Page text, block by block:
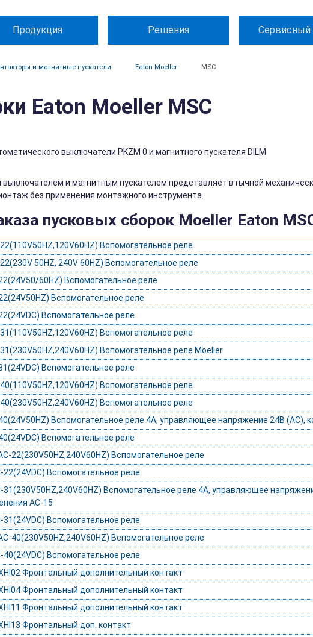
Продукция Решения Сервисный
и магнитные пускатели Eaton Moeller MSC
Eaton Moeller MSC
выключатели PKZM 0 и магнитного пускателя DILM
и магнитным пускателем представляет втычной
без применения монтажного инструмента.
пусковых сборок Moeller Eaton
22(110V50HZ,120V60HZ) Вспомогательное реле
22(230V 50HZ, 240V 60HZ) Вспомогательное реле
60HZ) Вспомогательное реле
Вспомогательное реле
Вспомогательное реле
31(110V50HZ,120V60HZ) Вспомогательное реле
31(230V50HZ,240V60HZ) Вспомогательное реле Moeller
Вспомогательное реле
40(110V50HZ,120V60HZ) Вспомогательное реле
40(230V50HZ,240V60HZ) Вспомогательное реле
Вспомогательное реле 4А, управляющее напряжение 24В (АС),
Вспомогательное реле
22(230V50HZ,240V60HZ) Вспомогательное реле
22(24VDC) Вспомогательное реле
31(230V50HZ,240V60HZ) Вспомогательное реле 4А, управляющее
AC-15
31(24VDC) Вспомогательное реле
40(230V50HZ,240V60HZ) Вспомогательное реле
40(24VDC) Вспомогательное реле
Фронтальный дополнительный контакт
Фронтальный дополнительный контакт
Фронтальный дополнительный контакт
Фронтальный доп. контакт